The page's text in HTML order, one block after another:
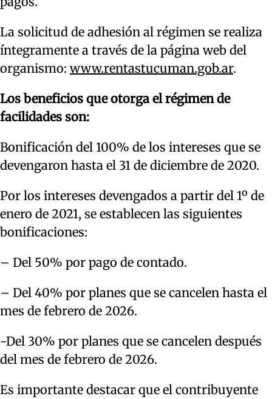
La solicitud de adhesión al régimen se realiza
íntegramente a través de la página web del
organismo:www.rentastucuman.gob.ar.
Los beneficios que otorga el régimen de
facilidades son:
Bonificación del 100% de los intereses que se
devengaron hasta el 31 de diciembre de 2020.
Por los intereses devengados a partir del 1º de
enero de 2021, se establecen las siguientes
bonificaciones:
– Del 50% por pago de contado.
– Del 40% por planes que se cancelen hasta el
mes de febrero de 2026.
-Del 30% por planes que se cancelen después
del mes de febrero de 2026.
Es importante destacar que el contribuyente